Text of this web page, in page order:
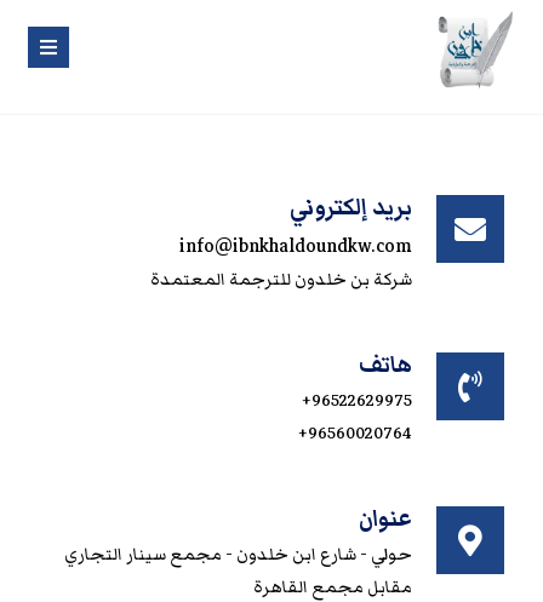
بريد إلكتروني
info@ibnkhaldoundkw.com
شركة بن خلدون للترجمة المعتمدة
هاتف
‎+96522629975
‎+96560020764
عنوان
حولي - شارع ابن خلدون - مجمع سينار التجاري
مقابل مجمع القاهرة